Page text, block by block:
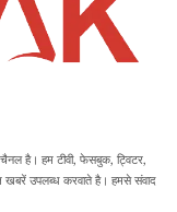
है। हम टीवी, फेसबुक, ट्विटर,
उपलब्ध करवाते है। हमसे संवाद